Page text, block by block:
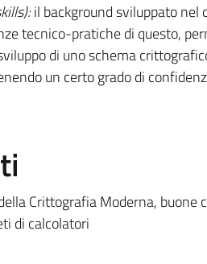
il background sviluppato nel
tecnico-pratiche di questo,
di uno schema
un certo grado di
Crittografia Moderna, buone
di calcolatori